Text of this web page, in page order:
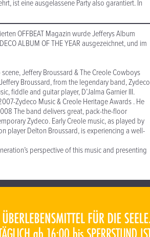
ist eine ausgelassene Party also garantiert. In
OFFBEAT Magazin wurde Jefferys Album
ALBUM OF THE YEAR ausgezeichnet, und im
Jeffery Broussard & The Creole Cowboys
Broussard, from the legendary band, Zydeco
fiddle and guitar player, D’Jalma Garnier III.
Zydeco Music & Creole Heritage Awards . He
The band delivers great, pack-the-floor
Zydeco. Early Creole music, as played by
player Delton Broussard, is experiencing a well-
perspective of this music and presenting